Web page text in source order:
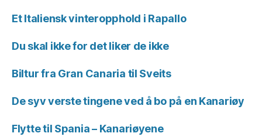
Et Italiensk vinteropphold i Rapallo
Du skal ikke for det liker de ikke
Biltur fra Gran Canaria til Sveits
De syv verste tingene ved å bo på en Kanariøy
Flytte til Spania – Kanariøyene